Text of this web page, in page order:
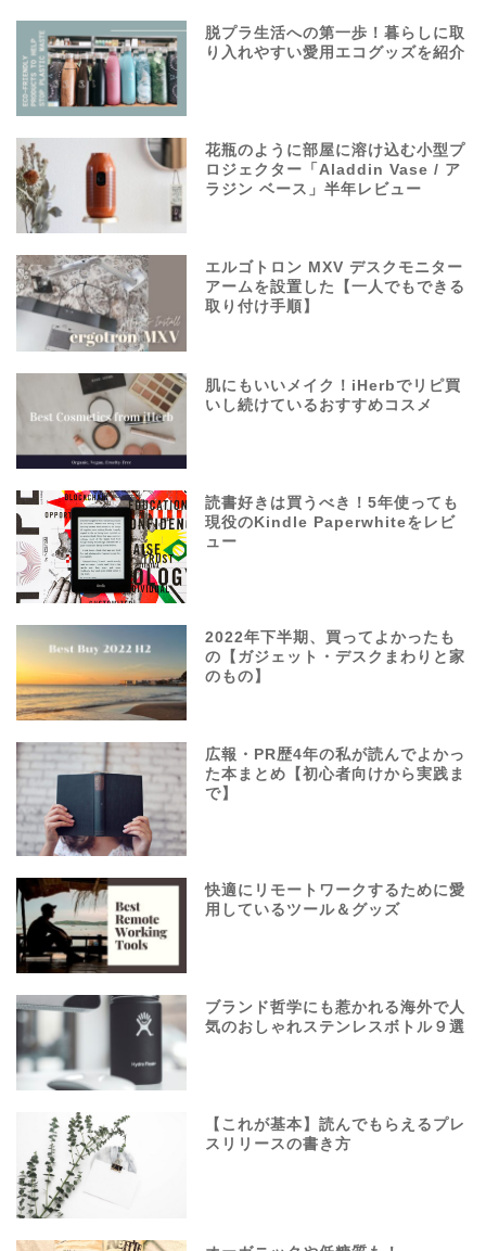
脱プラ生活への第一歩！暮らしに取
り入れやすい愛用エコグッズを紹介
花瓶のように部屋に溶け込む小型プ
ロジェクター「Aladdin Vase / ア
ラジン ベース」半年レビュー
エルゴトロン MXV デスクモニター
アームを設置した【一人でもできる
取り付け手順】
肌にもいいメイク！iHerbでリピ買
いし続けているおすすめコスメ
読書好きは買うべき！5年使っても
現役のKindle Paperwhiteをレビ
ュー
2022年下半期、買ってよかったも
の【ガジェット・デスクまわりと家
のもの】
広報・PR歴4年の私が読んでよかっ
た本まとめ【初心者向けから実践ま
で】
快適にリモートワークするために愛
用しているツール＆グッズ
ブランド哲学にも惹かれる海外で人
気のおしゃれステンレスボトル９選
【これが基本】読んでもらえるプレ
スリリースの書き方